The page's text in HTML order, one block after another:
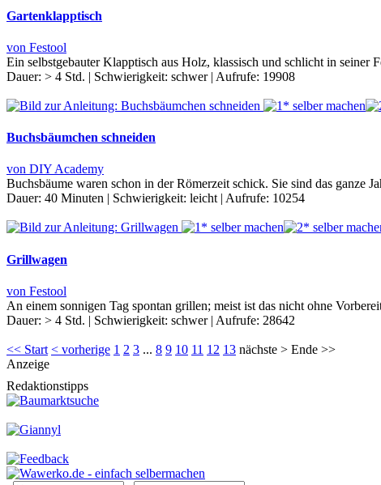
Gartenklapptisch
von Festool
Ein selbstgebauter Klapptisch aus Holz, klassisch und schlicht in seiner
Dauer: > 4 Std. | Schwierigkeit: schwer | Aufrufe: 19908
Buchsbäumchen schneiden
von DIY Academy
Buchsbäume waren schon in der Römerzeit schick. Sie sind das ganze
Dauer: 40 Minuten Schwierigkeit: leicht Aufrufe: 10254
Grillwagen
von Festool
An einem sonnigen Tag spontan grillen; meist ist das nicht ohne
Dauer: > 4 Std. | Schwierigkeit: schwer | Aufrufe: 28642
<< Start < vorherige 1 2 3 ... 8 9 10 11 12 13 nächste > Ende >>
Anzeige
Redaktionstipps